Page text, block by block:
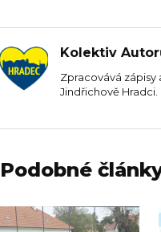
Kolektiv
Zpracovává
Jindřichově Hradci.
Podobné